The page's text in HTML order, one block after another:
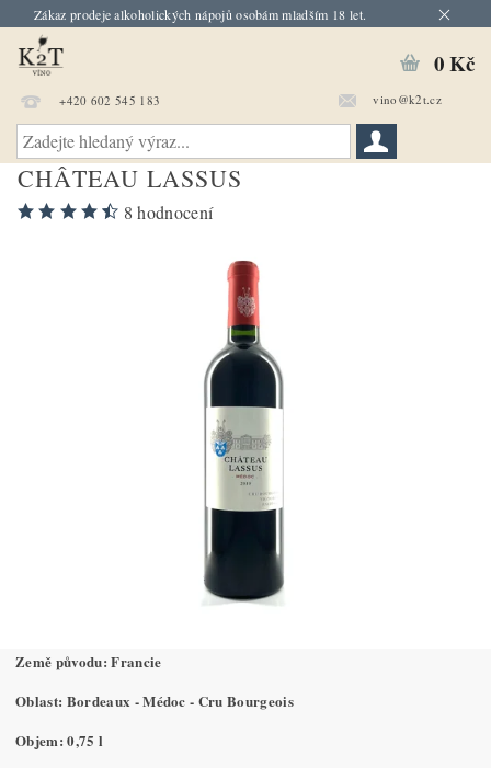
Zákaz prodeje alkoholických nápojů osobám mladším 18 let.
+420 602 545 183 vino@k2t.cz
0 Kč
CHÂTEAU LASSUS
8 hodnocení
Země původu: Francie
Oblast: Bordeaux - Médoc - Cru Bourgeois
Objem: 0,75 l